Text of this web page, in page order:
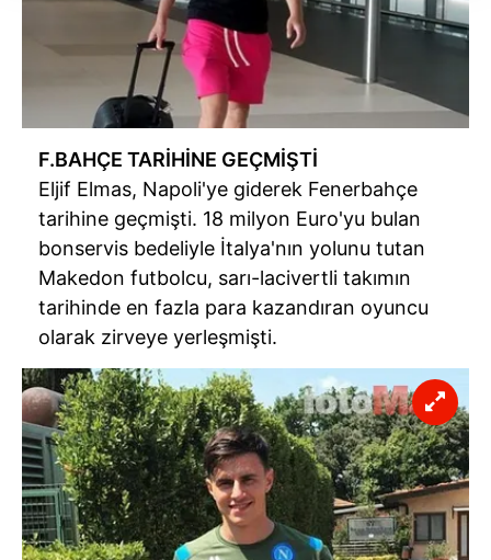
takdirde, kullanıcılara hedefli reklamlar
gösterilmeyecektir."
Sizlere daha iyi bir hizmet sunabilmek için İnternet
Sitemizde kendimize ve üçüncü kişilere ait çerezler
kullanılmaktadır. Bu çerezler vasıtasıyla çeşitli kişisel
verileriniz işlenmekte olup gerekli olan çerezler bilgi
toplumu hizmetlerinin sunulması amacıyla
kullanılmaktadır. Diğer çerezler, sitemizin daha işlevsel
kılınması ve kişiselleştirilmesi ve sizlere yönelik
reklam/pazarlama faaliyetlerinin yapılması, amaçlarıyla
sınırlı olarak açık rızanız dahilinde kullanılacaktır.
vasıtasıyla belirleyebilirsiniz. Çerezlere ilişkin detaylı bilgi
için Ayarlar butonuna tıklayabilir,Çerez Bilgilendirme
Metnimiziziyaret edebilirsiniz.
6698 sayılı Kişisel Verilerin Korunması Kanunu uyarınca
hazırlanmış Aydınlatma Metnimizi okumak ve sitemizde
ilgili mevzuata uygun olarak kullanılan çerezlerle ilgili bilgi
F.BAHÇE TARİHİNE GEÇMİŞTİ
Eljif Elmas, Napoli'ye giderek Fenerbahçe
tarihine geçmişti. 18 milyon Euro'yu bulan
bonservis bedeliyle İtalya'nın yolunu tutan
Makedon futbolcu, sarı-lacivertli takımın
tarihinde en fazla para kazandıran oyuncu
olarak zirveye yerleşmişti.